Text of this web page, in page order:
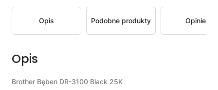
Opis Podobne produkty Opinie
Opis
Brother Bęben DR-3100 Black 25K